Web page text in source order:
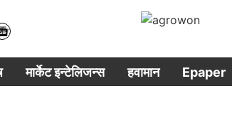
मार्केट इन्टेलिजन्स हवामान Epaper